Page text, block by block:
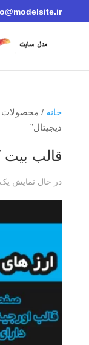
خانه / محصولات
دیجیتال”
قالب بیت
در حال نمایش یک